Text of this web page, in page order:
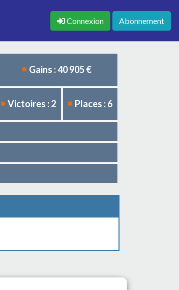
Connexion Abonnement
Gains : 40 905 €
Victoires : 2 Places : 6